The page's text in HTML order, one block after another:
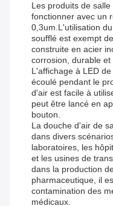
Les produits de
fonctionner avec un
0,3um.L'utilisation
soufflé est exempt
construite en acier
corrosion, durable et
L'affichage à LED
écoulé pendant le
d'air est facile à
peut être lancé en
bouton.
La douche d'air de
dans divers
laboratoires, les
et les usines de
dans la production
pharmaceutique, il
contamination des
médicaux.